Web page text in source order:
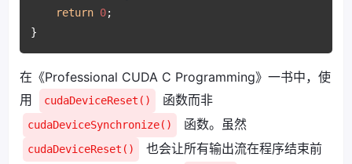
return 0;
在《Professional CUDA C Programming》一书中，使
用
cudaDeviceReset() 函数而非
cudaDeviceSynchronize() 函数。虽然
cudaDeviceReset()
也会让所有输出流在程序结束前